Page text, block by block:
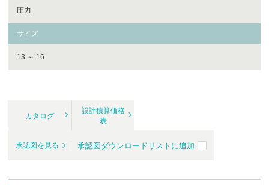
圧力
サイズ
13 ～ 16
カタログ
設計積算価格
表
承認図を見る 承認図ダウンロードリストに追加